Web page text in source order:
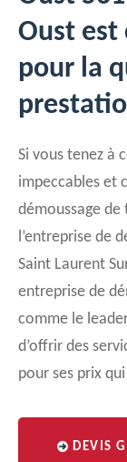
Oust est
pour la
Si vous tenez à
impeccables et
démoussage de
l’entreprise de
Saint Laurent
entreprise de
comme le
d’offrir des
pour ses prix
DEVIS